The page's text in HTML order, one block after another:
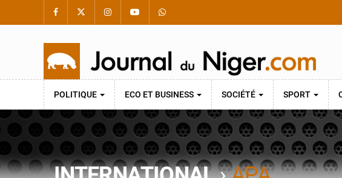
POLITIQUE ECO ET BUSINESS SOCIÉTÉ SPORT